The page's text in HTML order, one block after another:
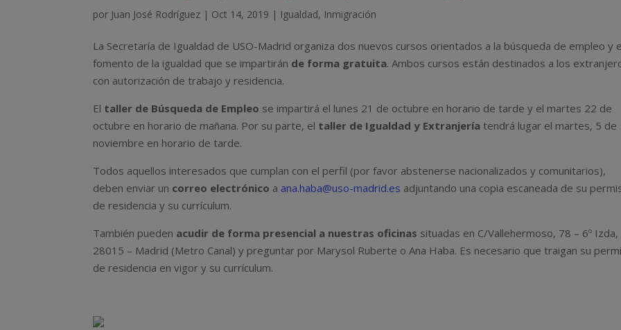
por Juan José Rodríguez | Oct 14, 2019 | Igualdad, Inmigración
La Secretaría de Igualdad de USO-Madrid organiza dos nuevos cursos orientados a la búsqueda de empleo y
fomento de la igualdad que se impartirán de forma gratuita. Ambos cursos están destinados a los
con autorización de trabajo y residencia.
El taller de Búsqueda de Empleo se impartirá el lunes 21 de octubre en horario de tarde y el martes 22 de
octubre en horario de mañana. Por su parte, el taller de Igualdad y Extranjería tendrá lugar el martes, 5 de
noviembre en horario de tarde.
Todos aquellos interesados que cumplan con el perfil (por favor abstenerse nacionalizados y comunitarios),
deben enviar un correo electrónico a ana.haba@uso-madrid.es adjuntando una copia escaneada de su
de residencia y su currículum.
También pueden acudir de forma presencial a nuestras oficinas situadas en C/Vallehermoso, 78 – 6º Izda,
28015 – Madrid (Metro Canal) y preguntar por Marysol Ruberte o Ana Haba. Es necesario que traigan su
de residencia en vigor y su currículum.